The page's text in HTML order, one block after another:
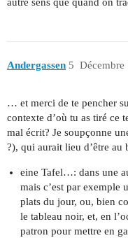
Andergassen Décembre
5
… et merci de te pencher
contexte d’où tu as tiré ce
mal écrit? Je soupçonne
?), qui aurait lieu d’être au
eine Tafel…: dans une
mais c’est par exemple
plats du jour, ou, bien
le tableau noir, et, en
patron pour mettre en